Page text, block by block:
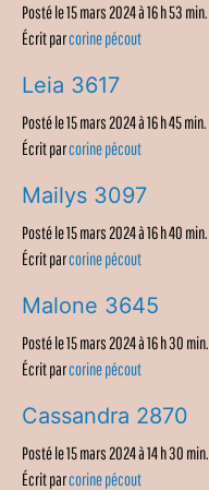
Posté le 15 mars 2024 à 16 h 53 min.
Écrit parcorine pécout
Leia 3617
Posté le 15 mars 2024 à 16 h 45 min.
Écrit parcorine pécout
Mailys 3097
Posté le 15 mars 2024 à 16 h 40 min.
Écrit parcorine pécout
Malone 3645
Posté le 15 mars 2024 à 16 h 30 min.
Écrit parcorine pécout
Cassandra 2870
Posté le 15 mars 2024 à 14 h 30 min.
Écrit parcorine pécout